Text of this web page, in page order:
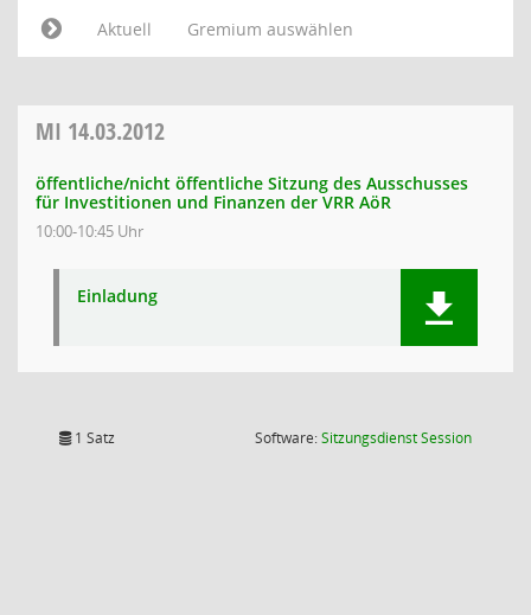
Aktuell
Gremium auswählen
MI 14.03.2012
öffentliche/nicht öffentliche Sitzung des Ausschusses
für Investitionen und Finanzen der VRR AöR
10:00-10:45 Uhr
Einladung
1 Satz Software:SitzungsdienstSession(Wird in